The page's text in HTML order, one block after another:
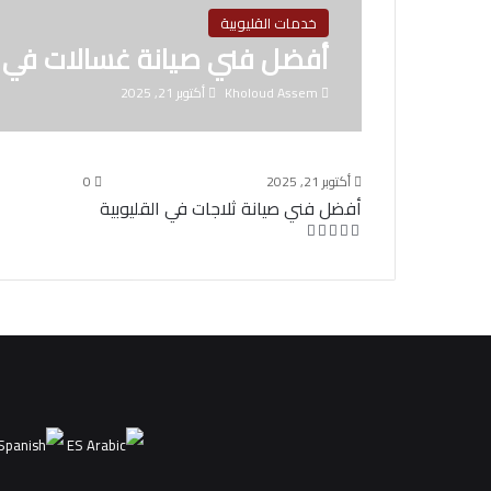
خدمات القليوبية
أفضل فني صيانة غسالات في
Kholoud Assem أكتوبر 21, 2025
أكتوبر 21, 2025 0
أفضل فني صيانة ثلاجات في القليوبية
ES